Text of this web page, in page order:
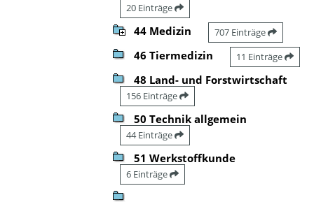
20 Einträge
44 Medizin 707 Einträge
46 Tiermedizin 11 Einträge
48 Land- und Forstwirtschaft
156 Einträge
50 Technik allgemein
44 Einträge
51 Werkstoffkunde
6 Einträge